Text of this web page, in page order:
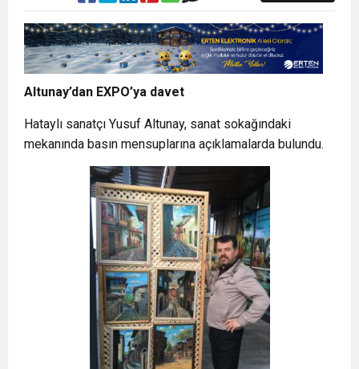
Altunay’dan EXPO’ya davet
Hataylı sanatçı Yusuf Altunay, sanat sokağındaki
mekanında basın mensuplarına açıklamalarda bulundu.